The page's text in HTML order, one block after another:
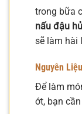
trong bữa
nấu đậu
sẽ làm hài
Nguyên
Để làm
ớt, bạn